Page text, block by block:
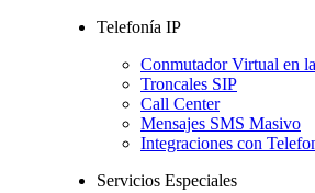
Telefonía IP
Conmutador Virtual en
Troncales SIP
Call Center
Mensajes SMS Masivo
Integraciones con
Servicios Especiales